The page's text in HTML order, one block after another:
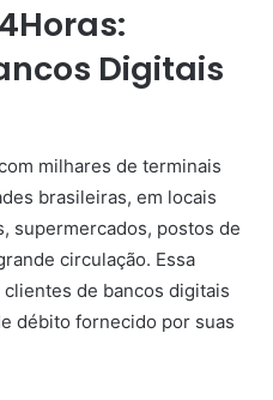
Digitais
milhares de terminais
brasileiras, em locais
supermercados, postos de
circulação. Essa
de bancos digitais
débito fornecido por suas